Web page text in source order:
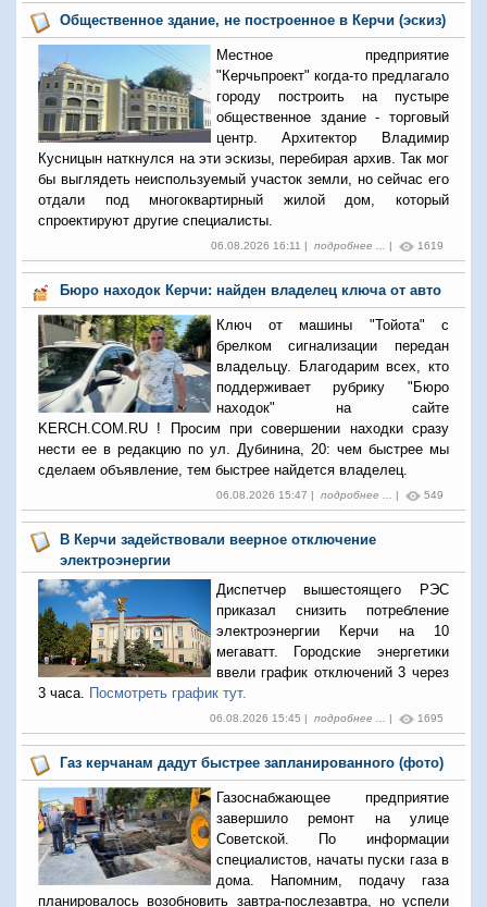
Общественное здание, не построенное в Керчи (эскиз)
Местное предприятие
"Керчьпроект" когда-то предлагало
городу построить на пустыре
общественное здание - торговый
центр. Архитектор Владимир
Кусницын наткнулся на эти эскизы, перебирая архив. Так мог
бы выглядеть неиспользуемый участок земли, но сейчас его
отдали под многоквартирный жилой дом, который
спроектируют другие специалисты.
06.08.2026 16:11 | подробнее ... 1619
Бюро находок Керчи: найден владелец ключа от авто
Ключ от машины "Тойота" с
брелком сигнализации передан
владельцу. Благодарим всех, кто
поддерживает рубрику "Бюро
находок" на сайте
KERCH.COM.RU ! Просим при совершении находки сразу
нести ее в редакцию по ул. Дубинина, 20: чем быстрее мы
сделаем объявление, тем быстрее найдется владелец.
06.08.2026 15:47 | подробнее ... 549
В Керчи задействовали веерное отключение
электроэнергии
Диспетчер вышестоящего РЭС
приказал снизить потребление
электроэнергии Керчи на 10
мегаватт. Городские энергетики
ввели график отключений 3 через
3 часа. Посмотреть график тут.
06.08.2026 15:45 | подробнее ... 1695
Газ керчанам дадут быстрее запланированного (фото)
Газоснабжающее предприятие
завершило ремонт на улице
Советской. По информации
специалистов, начаты пуски газа в
дома. Напомним, подачу газа
планировалось возобновить завтра-послезавтра, но успели